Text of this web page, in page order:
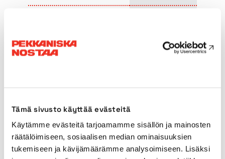
Tämä sivusto käyttää evästeitä
Käytämme evästeitä tarjoamamme sisällön ja mainosten
räätälöimiseen, sosiaalisen median ominaisuuksien
tukemiseen ja kävijämäärämme analysoimiseen. Lisäksi
Jibbens längd
Bredd mellan
stödbenen
Max. motvikt 565t